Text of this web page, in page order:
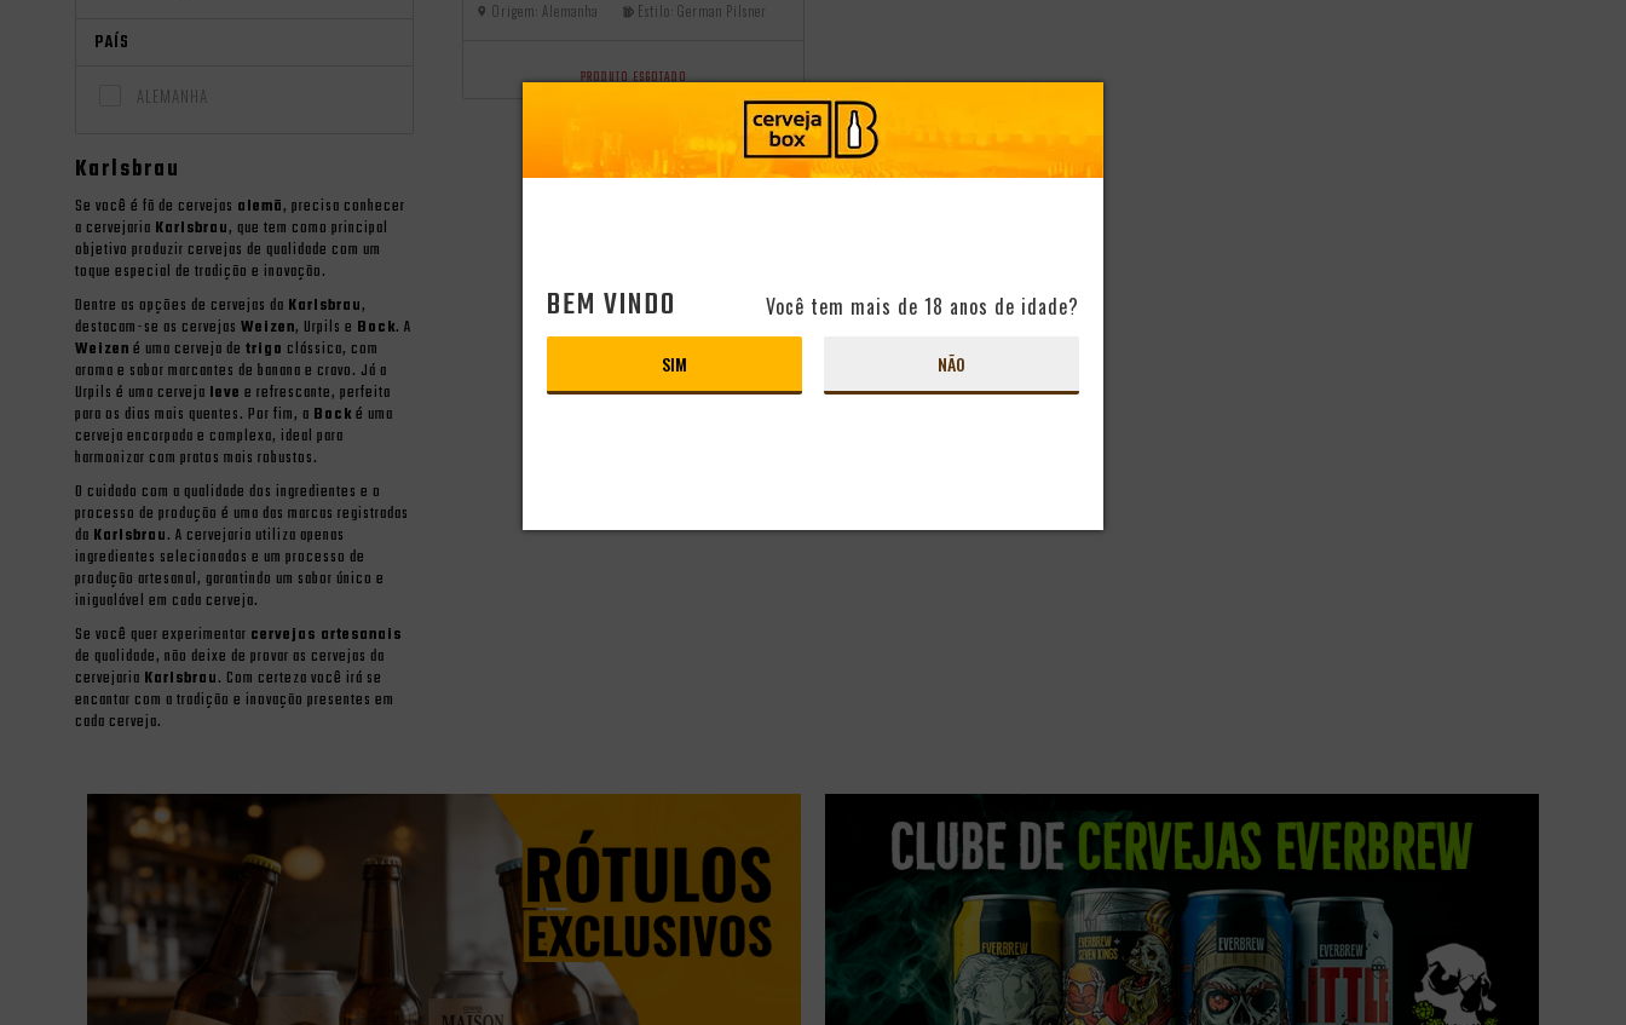
PAÍS
ALEMANHA
Karlsbrau
Se você é fã de cervejas alemã, precisa conhecer
a cervejaria Karlsbrau, que tem como principal
objetivo produzir cervejas de qualidade com um
toque especial de tradição e inovação.
Dentre as opções de cervejas da Karlsbrau,
destacam-se as cervejas Weizen, Urpils e Bock. A
Weizen é uma cerveja de trigo clássica, com
aroma e sabor marcantes de banana e cravo. Já a
Urpils é uma cerveja leve e refrescante, perfeita
para os dias mais quentes. Por fim, a Bock é uma
cerveja encorpada e complexa, ideal para
harmonizar com pratos mais robustos.
O cuidado com a qualidade dos ingredientes e o
processo de produção é uma das marcas registradas
da Karlsbrau. A cervejaria utiliza apenas
ingredientes selecionados e um processo de
produção artesanal, garantindo um sabor único e
inigualável em cada cerveja.
Se você quer experimentar cervejas artesanais
de qualidade, não deixe de provar as cervejas da
cervejaria Karlsbrau. Com certeza você irá se
encantar com a tradição e inovação presentes em
cada cerveja.
Origem: Alemanha Estilo: German Pilsner
PRODUTO ESGOTADO
BEM VINDO Você tem mais de 18 anos de idade?
SIM NÃO